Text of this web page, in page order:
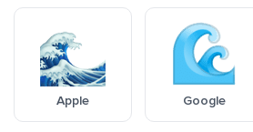
Apple Google